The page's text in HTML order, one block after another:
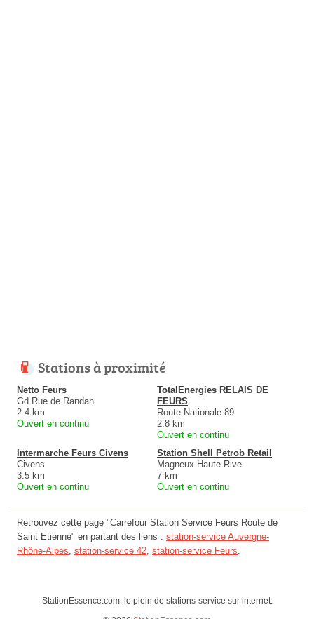
Stations à proximité
Netto Feurs
Gd Rue de Randan
2.4 km
Ouvert en continu
TotalEnergies RELAIS DE
FEURS
Route Nationale 89
2.8 km
Ouvert en continu
Intermarche Feurs Civens
Civens
3.5 km
Ouvert en continu
Station Shell Petrob Retail
Magneux-Haute-Rive
7 km
Ouvert en continu
Retrouvez cette page "Carrefour Station Service Feurs Route de
Saint Etienne" en partant des liens : station-service Auvergne-
Rhône-Alpes, station-service 42, station-service Feurs.
StationEssence.com, le plein de stations-service sur internet.